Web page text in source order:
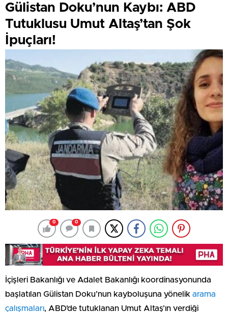
Gülistan Doku’nun Kaybı: ABD
Tutuklusu Umut Altaş’tan Şok
İpuçları!
0 0
İçişleri Bakanlığı ve Adalet Bakanlığı koordinasyonunda
başlatılan Gülistan Doku’nun kayboluşuna yönelik arama
çalışmaları, ABD’de tutuklanan Umut Altaş’ın verdiği